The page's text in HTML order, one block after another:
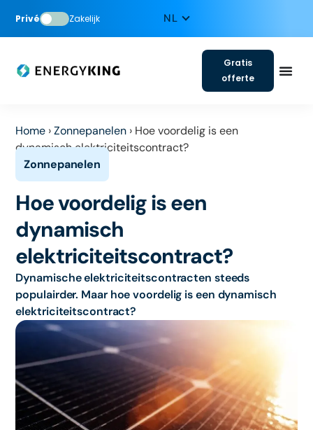
Privé Zakelijk
Gratis
offerte
Home › Zonnepanelen › Hoe voordelig is een
dynamisch elektriciteitscontract?
Hoe voordelig is een
dynamisch
elektriciteitscontract?
Dynamische elektriciteitscontracten steeds
populairder. Maar hoe voordelig is een dynamisch
elektriciteitscontract?